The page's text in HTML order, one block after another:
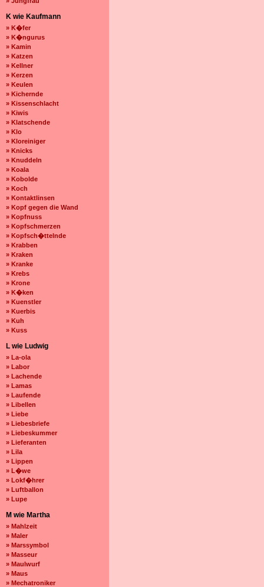
K wie Kaufmann
» K�fer
» K�ngurus
» Kamin
» Katzen
» Kellner
» Kerzen
» Keulen
» Kichernde
» Kissenschlacht
» Kiwis
» Klatschende
» Klo
» Kloreiniger
» Knicks
» Knuddeln
» Koala
» Kobolde
» Koch
» Kontaktlinsen
» Kopf gegen die Wand
» Kopfnuss
» Kopfschmerzen
» Kopfsch�ttelnde
» Krabben
» Kraken
» Kranke
» Krebs
» Krone
» K�ken
» Kuenstler
» Kuerbis
» Kuh
» Kuss
L wie Ludwig
» La-ola
» Labor
» Lachende
» Lamas
» Laufende
» Libellen
» Liebe
» Liebesbriefe
» Liebeskummer
» Lieferanten
» Lila
» Lippen
» L�we
» Lokf�hrer
» Luftballon
» Lupe
M wie Martha
» Mahlzeit
» Maler
» Marssymbol
» Masseur
» Maulwurf
» Maus
» Mechatroniker